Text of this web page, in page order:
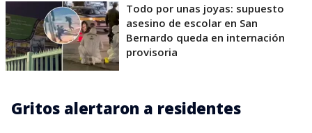
Todo por unas joyas: supuesto
asesino de escolar en San
Bernardo queda en internación
provisoria
Gritos alertaron a residentes